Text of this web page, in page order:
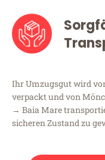
Ihr Umzugsgut wird
verpackt und von
→ Baia Mare
sicheren Zustand zu